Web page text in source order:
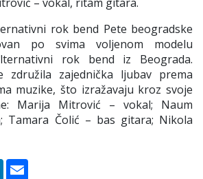
rok bend Pete beogradske
po svima voljenom modelu
rok bend iz Beograda.
združila zajednička ljubav prema
muzike, što izražavaju kroz svoje
Marija Mitrović – vokal; Naum
Tamara Čolić – bas gitara; Nikola
LinkedIn